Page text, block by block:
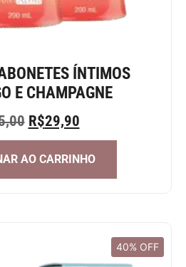
ÍNTIMOS
E CHAMPAGNE
R$29,90
AO CARRINHO
40% OFF